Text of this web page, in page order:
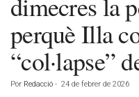
perquè Illa
“col·lapse”
Por Redacció - 24 de febrer de 2026